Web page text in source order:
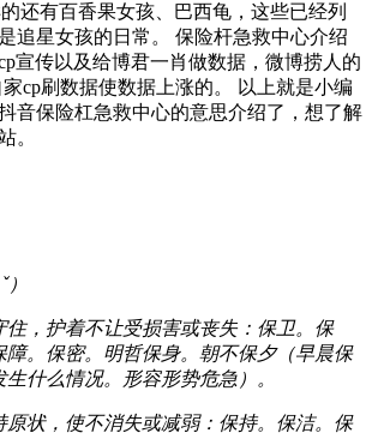
还有百香果女孩、巴西龟，这些已经列
追星女孩的日常。 保险杆急救中心介绍
宣传以及给博君一肖做数据，微博捞人的
cp刷数据使数据上涨的。 以上就是小编
音保险杠急救中心的意思介绍了，想了解
。
住，护着不让受损害或丧失：保卫。保
障。保密。明哲保身。朝不保夕（早晨保
什么情况。形容形势危急）。
原状，使不消失或减弱：保持。保洁。保